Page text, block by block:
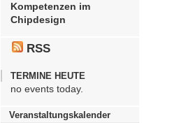
Kompetenzen im
Chipdesign
RSS
TERMINE HEUTE
no events today.
Veranstaltungskalender